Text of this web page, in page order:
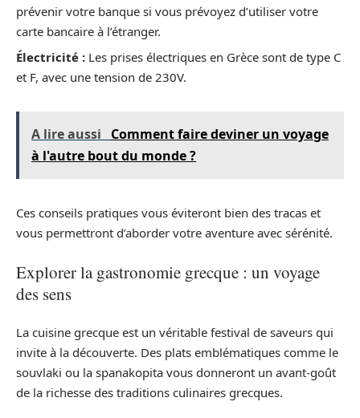
prévenir votre banque si vous prévoyez d’utiliser votre
carte bancaire à l’étranger.
Électricité : Les prises électriques en Grèce sont de type C
et F, avec une tension de 230V.
A lire aussi
Comment faire deviner un voyage
à l'autre bout du monde ?
Ces conseils pratiques vous éviteront bien des tracas et
vous permettront d’aborder votre aventure avec sérénité.
Explorer la gastronomie grecque : un voyage
des sens
La cuisine grecque est un véritable festival de saveurs qui
invite à la découverte. Des plats emblématiques comme le
souvlaki ou la spanakopita vous donneront un avant-goût
de la richesse des traditions culinaires grecques.